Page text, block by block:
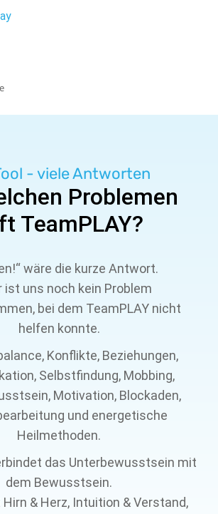
hier:
- viele Antworten
Problemen
TeamPLAY?
wäre die kurze Antwort.
ist uns noch kein Problem
bei dem TeamPLAYnicht
helfen konnte.
Konflikte, Beziehungen,
Selbstfindung, Mobbing,
Motivation, Blockaden,
und energetische
Heilmethoden.
das Unterbewusstsein mit
dem Bewusstsein.
& Herz, Intuition & Verstand,